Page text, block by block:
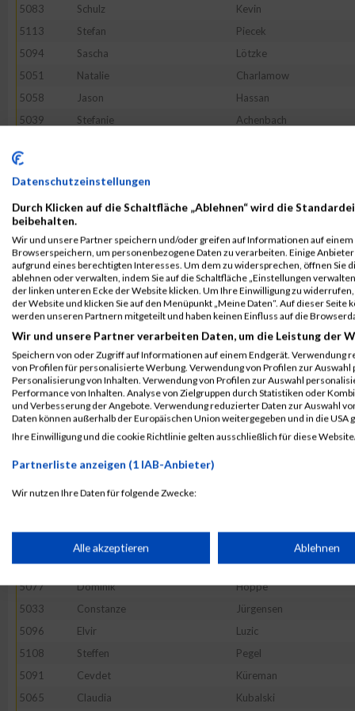
5083
Schulz Kevin
5113
Stefan Piecek
5094
Sascha Lötzke
5051
Natalie Charlamow
5058
Jason Hassan
5039
Stefanie Achenbach
5048
5047
Dennis
5022
Nadine Kossendey
5095
Nadine Lutze
5093
Anna Kusber
5080
Max Jacob
5109
Britta Peper
5028
Nadine Kratschmayr
5062
Marina Fahrenfeld
5124
Dustin Schmidt
5025
Philipp Bieber
5114
Frank Pingel
5079
Besfort
Stefan
5112
Charlene Petersen
5077
Dominik Hoppe
5033
Constanze Jürgensen
5096
Elvir Luzic
5108
Steffen Pegel
5091
Cevdet Küreman
5065
Claudia Kubalski
Datenschutzeinstellungen
Durch Klicken auf die Schaltfläche „Ablehnen“ wird die
beibehalten.
Wir und unsere Partner speichern und/oder greifen auf Informationen auf einem
Browserspeichern, um personenbezogene Daten zu verarbeiten. Einige
aufgrund eines berechtigten Interesses. Um dem zu widersprechen, öffnen Sie
ablehnen oder verwalten, indem Sie auf die Schaltfläche „Einstellungen
der linken unteren Ecke der Website klicken. Um Ihre Einwilligung zu
der Website und klicken Sie auf den Menüpunkt „Meine Daten“. Auf dieser
werden unseren Partnern mitgeteilt und haben keinen Einfluss auf die
Wir und unsere Partner verarbeiten Daten, um die Leistung der
Speichern von oder Zugriff auf Informationen auf einem Endgerät. Verwendung
von Profilen für personalisierte Werbung. Verwendung von Profilen zur
Personalisierung von Inhalten. Verwendung von Profilen zur Auswahl
Performance von Inhalten. Analyse von Zielgruppen durch Statistiken oder
und Verbesserung der Angebote. Verwendung reduzierter Daten zur Auswahl
Daten können außerhalb der Europäischen Union weitergegeben und in die USA
Ihre Einwilligung und die cookie Richtlinie gelten ausschließlich für diese
Partnerliste anzeigen (1 IAB-Anbieter)
Wir nutzen Ihre Daten für folgende Zwecke:
Speichern von oder Zugriff auf Informationen auf einem
Verwendung reduzierter Daten zur Auswahl von Werbeanzeigen
Verwendung von Profilen zur Auswahl personalisierter Werbung
Alle akzeptieren Ablehnen